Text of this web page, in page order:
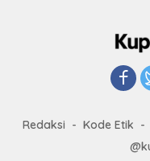
Redaksi Kode Etik